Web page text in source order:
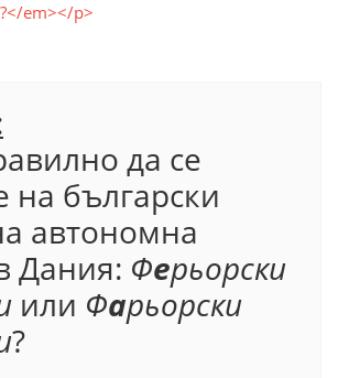
em></p>
да се
на български
автономна
Дания: Ферьорски
или Фарьорски
?